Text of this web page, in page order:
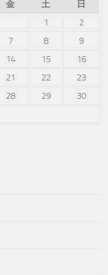
金 土
日
1
2
7 8
9
14 15
16
21 22
23
28 29
30